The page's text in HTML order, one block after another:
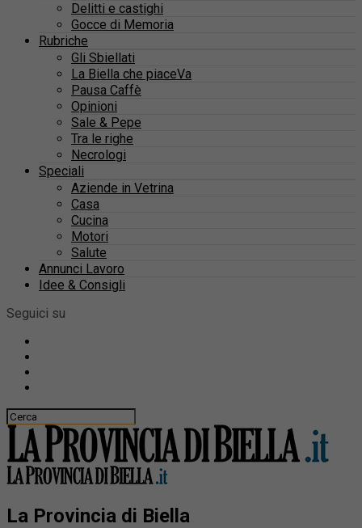
Delitti e castighi
Gocce di Memoria
Rubriche
Gli Sbiellati
La Biella che piaceVa
Pausa Caffè
Opinioni
Sale & Pepe
Tra le righe
Necrologi
Speciali
Aziende in Vetrina
Casa
Cucina
Motori
Salute
Annunci Lavoro
Idee & Consigli
Seguici su
La Provincia di Biella